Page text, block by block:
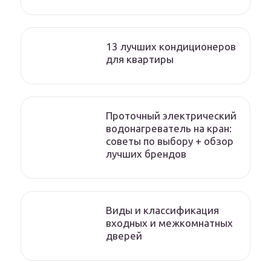
13 лучших кондиционеров
для квартиры
Проточный электрический
водонагреватель на кран:
советы по выбору + обзор
лучших брендов
Виды и классификация
входных и межкомнатных
дверей